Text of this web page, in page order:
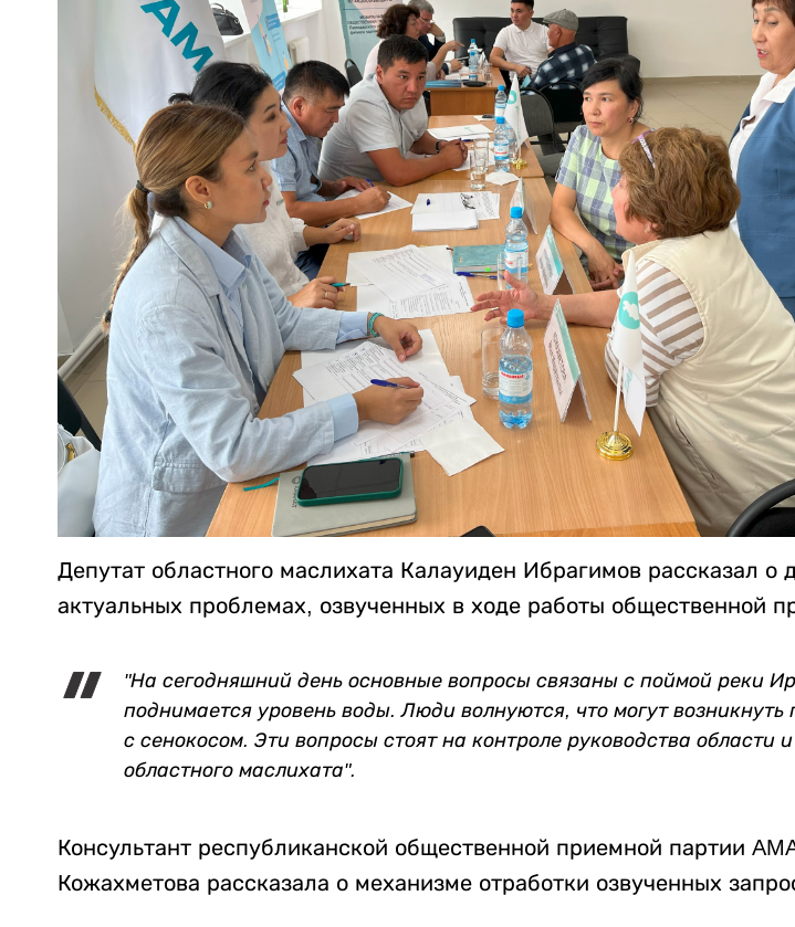
Депутат областного маслихата Калауиден Ибрагимов рассказал о
актуальных проблемах, озвученных в ходе работы общественной
"На сегодняшний день основные вопросы связаны с поймой реки
поднимается уровень воды. Люди волнуются, что могут возникнуть
с сенокосом. Эти вопросы стоят на контроле руководства области и
областного маслихата".
Консультант республиканской общественной приемной партии
Кожахметова рассказала о механизме отработки озвученных